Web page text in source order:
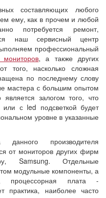
составляющих любого
ему, как в прочем и любой
потребуется ремонт,
наш сервисный центр
профессиональный
, а также других
того, насколько сложная
по последнему слову
мастера с большим опытом
залогом того, что
с led подсветкой будет
уровне в указанные
данного производителя
от мониторов других фирм
Samsung. Отдельные
модульные компоненты, а
процессорная плата -
практика, наиболее часто